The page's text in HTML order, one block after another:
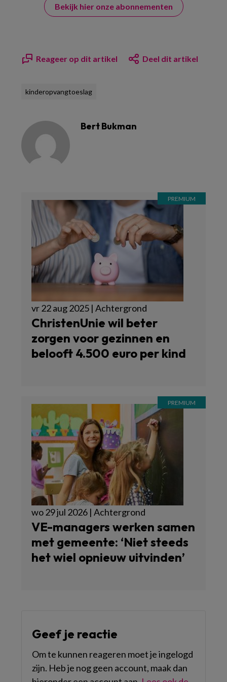
Bekijk hier onze abonnementen
Reageer op dit artikel Deel dit artikel
kinderopvangtoeslag
Bert Bukman
vr 22 aug 2025 | Achtergrond
ChristenUnie wil beter
zorgen voor gezinnen en
belooft 4.500 euro per kind
wo 29 jul 2026 | Achtergrond
VE-managers werken samen
met gemeente: ‘Niet steeds
het wiel opnieuw uitvinden’
Geef je reactie
Om te kunnen reageren moet je ingelogd
zijn. Heb je nog geen account, maak dan